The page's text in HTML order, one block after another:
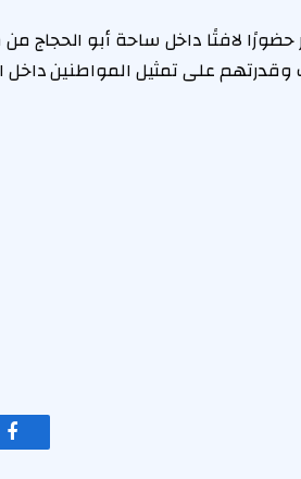
لافتًا داخل ساحة أبو الحجاج
على تمثيل المواطنين داخل